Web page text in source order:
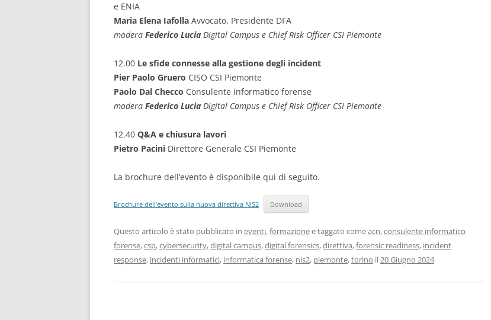
e ENIA
Maria Elena Iafolla Avvocato, Presidente DFA
modera Federico Lucia Digital Campus e Chief Risk Officer CSI Piemonte
12.00 Le sfide connesse alla gestione degli incident
Pier Paolo Gruero CISO CSI Piemonte
Paolo Dal Checco Consulente informatico forense
modera Federico Lucia Digital Campus e Chief Risk Officer CSI Piemonte
12.40 Q&A e chiusura lavori
Pietro Pacini Direttore Generale CSI Piemonte
La brochure dell’evento è disponibile qui di seguito.
Brochure dell’evento sulla nuova direttiva NIS2 Download
Questo articolo è stato pubblicato in eventi,formazionee taggato comeacn,consulente informatico
forense,csp,cybersecurity,digital campus,digital forensics,direttiva,forensic readiness, incident
response, incidenti informatici, informatica forense, nis2, piemonte,torino il20 Giugno 2024